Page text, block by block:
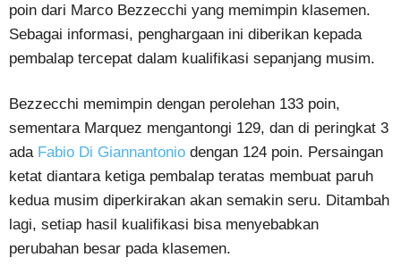
poin dari Marco Bezzecchi yang memimpin klasemen.
Sebagai informasi, penghargaan ini diberikan kepada
pembalap tercepat dalam kualifikasi sepanjang musim.
Bezzecchi memimpin dengan perolehan 133 poin,
sementara Marquez mengantongi 129, dan di peringkat 3
ada Fabio Di Giannantonio dengan 124 poin. Persaingan
ketat diantara ketiga pembalap teratas membuat paruh
kedua musim diperkirakan akan semakin seru. Ditambah
lagi, setiap hasil kualifikasi bisa menyebabkan
perubahan besar pada klasemen.